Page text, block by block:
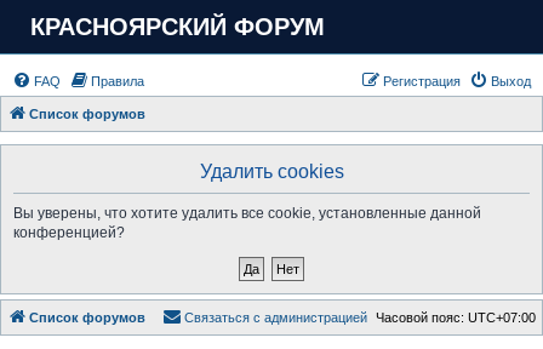
КРАСНОЯРСКИЙ ФОРУМ
FAQ Правила Выход
Регистрация
Список форумов
Удалить cookies
Вы уверены, что хотите удалить все cookie, установленные данной
конференцией?
Список форумов Часовой пояс: UTC+07:00
Связаться с администрацией